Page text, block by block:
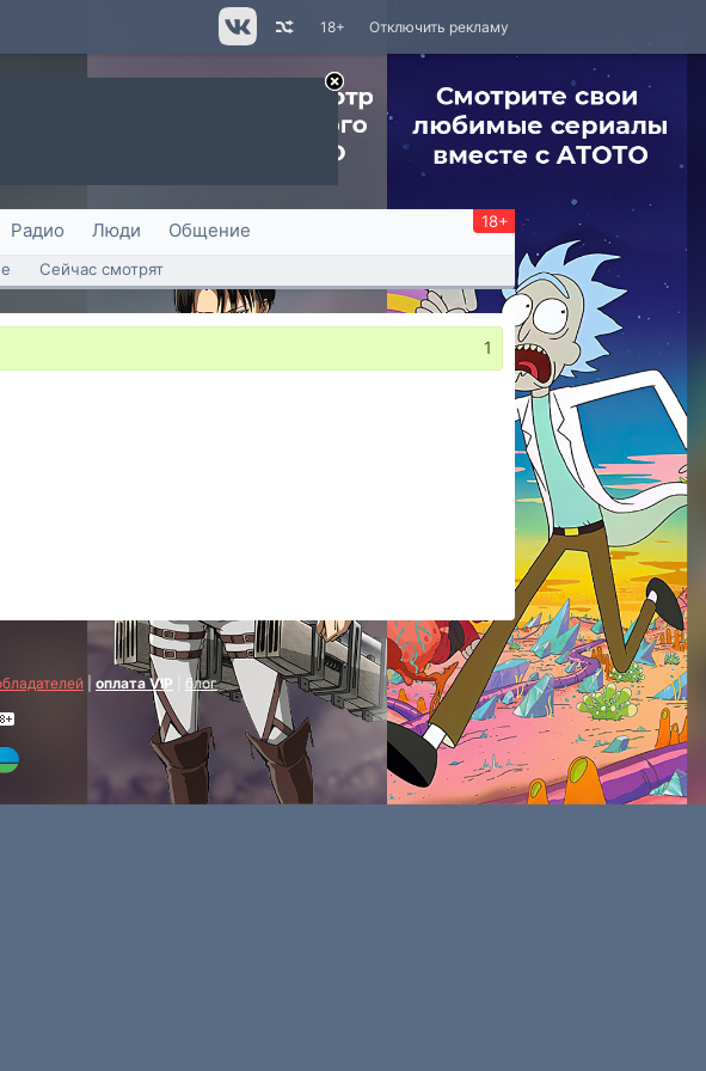
Отключить рекламу
18+
Радио Люди Общение 18+
Сейчас смотрят
1
оплата VIP
блог